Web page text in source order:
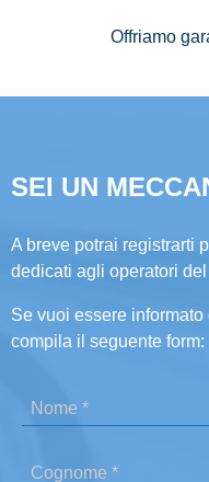
Offriamo
SEI UN
A breve potrai registrarti
dedicati agli operatori del
Se vuoi essere
compila il seguente form: